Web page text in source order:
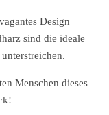
Design
sind die ideale
Menschen dieses